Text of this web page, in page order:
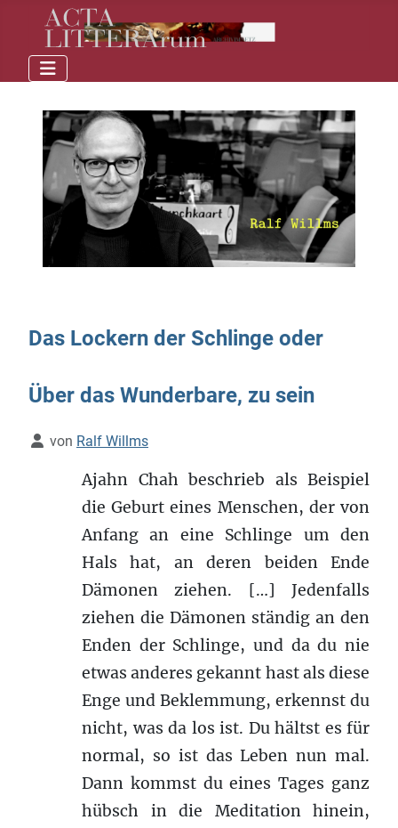
Das Lockern der Schlinge oder
Über das Wunderbare, zu sein
Details
von Ralf Willms
Ajahn Chah beschrieb als Beispiel
die Geburt eines Menschen, der von
Anfang an eine Schlinge um den
Hals hat, an deren beiden Ende
Dämonen ziehen. […] Jedenfalls
ziehen die Dämonen ständig an den
Enden der Schlinge, und da du nie
etwas anderes gekannt hast als diese
Enge und Beklemmung, erkennst du
nicht, was da los ist. Du hältst es für
normal, so ist das Leben nun mal.
Dann kommst du eines Tages ganz
hübsch in die Meditation hinein,